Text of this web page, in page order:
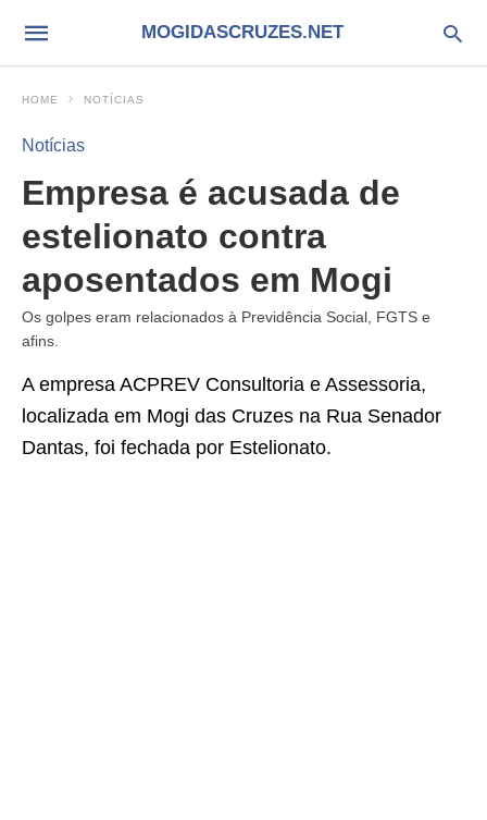
MOGIDASCRUZES.NET
HOME NOTÍCIAS
Notícias
Empresa é acusada de
estelionato contra
aposentados em Mogi
Os golpes eram relacionados à Previdência Social, FGTS e
afins.
A empresa ACPREV Consultoria e Assessoria,
localizada em Mogi das Cruzes na Rua Senador
Dantas, foi fechada por Estelionato.